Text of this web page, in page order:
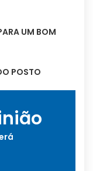
UM BOM
POSTO